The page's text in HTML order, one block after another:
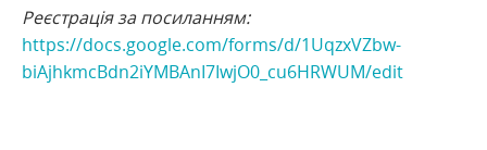
Реєстрація за посиланням:
https://docs.google.com/forms/d/1UqzxVZbw-
biAjhkmcBdn2iYMBAnI7IwjO0_cu6HRWUM/edit